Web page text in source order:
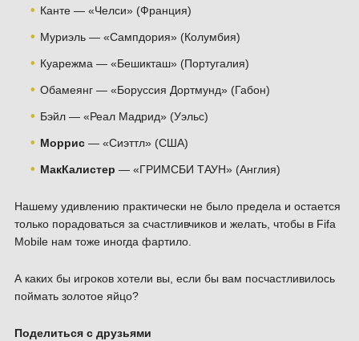
Канте — «Челси» (Франция)
Муриэль — «Сампдория» (Колумбия)
Куарежма — «Бешикташ» (Португалия)
Обамеянг — «Боруссия Дортмунд» (Габон)
Бэйл — «Реал Мадрид» (Уэльс)
Моррис— «Сиэттл» (США)
МакКалистер — «ГРИМСБИ ТАУН» (Англия)
Нашему удивлению практически не было предела и остается
только порадоваться за счастливчиков и желать, чтобы в Fifa
Mobile нам тоже иногда фартило.
А каких бы игроков хотели вы, если бы вам посчастливилось
поймать золотое яйцо?
Поделиться с друзьями